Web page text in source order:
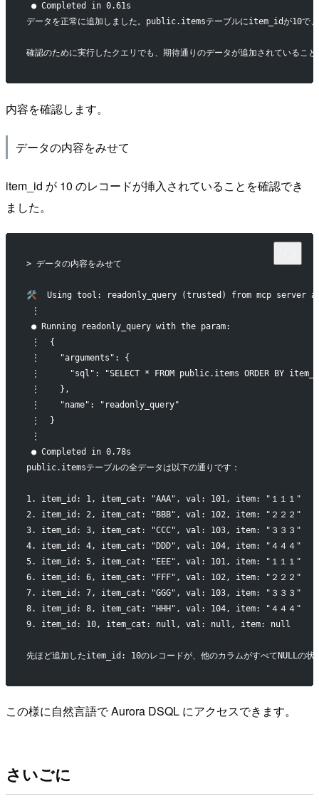
● Completed in 0.61s
データを正常に追加しました。public.itemsテーブルにitem_idが10で
確認のために実行したクエリでも、期待通りのデータが追加されているこ
内容を確認します。
データの内容をみせて
item_id が 10 のレコードが挿入されていることを確認でき
ました。
> データの内容をみせて
🛠️  Using tool: readonly_query (trusted) from mcp server
⋮
● Running readonly_query with the param:
⋮  {
⋮    "arguments": {
⋮      "sql": "SELECT * FROM public.items ORDER BY
⋮    },
⋮    "name": "readonly_query"
⋮  }
⋮
● Completed in 0.78s
public.itemsテーブルの全データは以下の通りです：
1. item_id: 1, item_cat: "AAA", val: 101, item: "１１１"
2. item_id: 2, item_cat: "BBB", val: 102, item: "２２２"
3. item_id: 3, item_cat: "CCC", val: 103, item: "３３３"
4. item_id: 4, item_cat: "DDD", val: 104, item: "４４４"
5. item_id: 5, item_cat: "EEE", val: 101, item: "１１１"
6. item_id: 6, item_cat: "FFF", val: 102, item: "２２２"
7. item_id: 7, item_cat: "GGG", val: 103, item: "３３３"
8. item_id: 8, item_cat: "HHH", val: 104, item: "４４４"
9. item_id: 10, item_cat: null, val: null, item: null
先ほど追加したitem_id: 10のレコードが、他のカラムがすべてNULLの状
この様に自然言語で Aurora DSQL にアクセスできます。
さいごに